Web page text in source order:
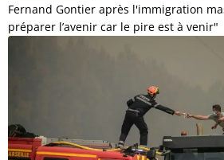
Fernand Gontier après l'immigration
préparer l’avenir car le pire est à venir"